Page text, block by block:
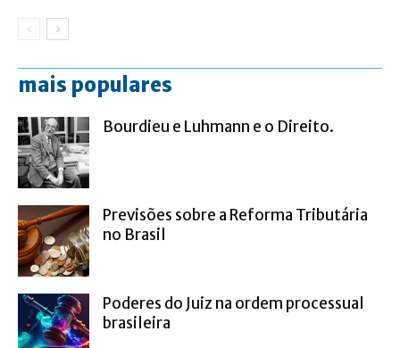
mais populares
Bourdieu e Luhmann e o Direito.
Previsões sobre a Reforma Tributária
no Brasil
Poderes do Juiz na ordem processual
brasileira